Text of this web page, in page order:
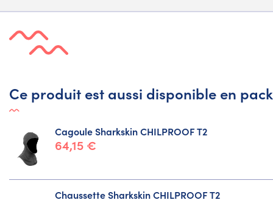
Ce produit est aussi disponible en pack
Cagoule Sharkskin CHILPROOF T2
64,15 €
Chaussette Sharkskin CHILPROOF T2